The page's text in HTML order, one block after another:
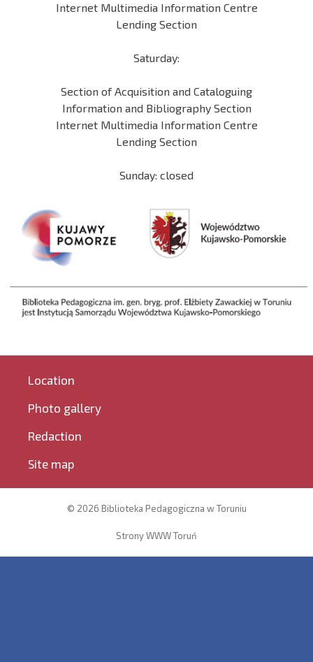
Internet Multimedia Information Centre
Lending Section
Saturday:
Section of Acquisition and Cataloguing
Information and Bibliography Section
Internet Multimedia Information Centre
Lending Section
Sunday: closed
Location
Photo gallery
Redaction
Site map
© 2026 Biblioteka Pedagogiczna w Toruniu
Strony WWW Toruń